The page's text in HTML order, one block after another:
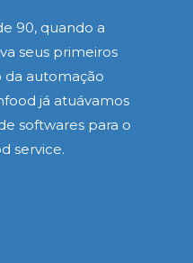
90, quando a
seus primeiros
da automação
já atuávamos
softwares para o
service.